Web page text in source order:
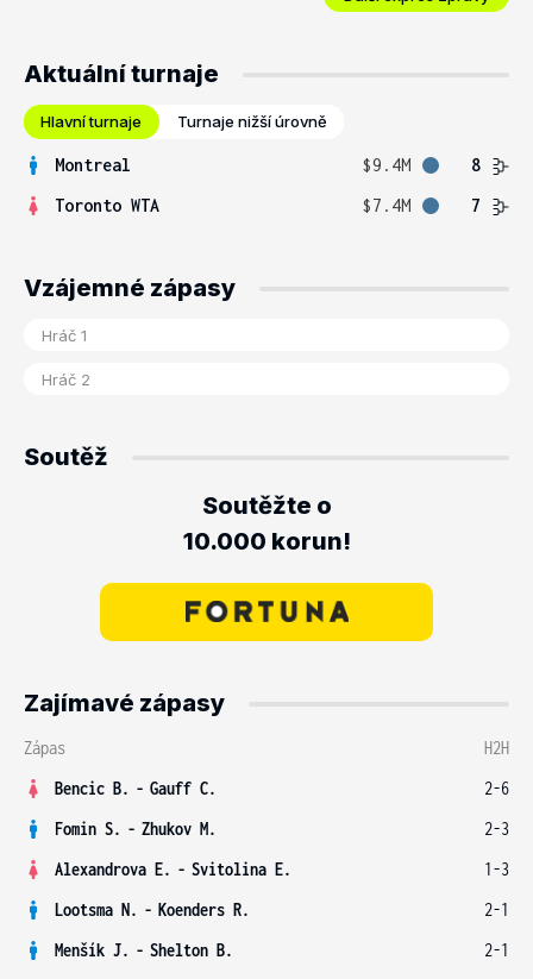
Aktuální turnaje
Hlavní turnaje Turnaje nižší úrovně
Montreal $9.4M
8
Toronto WTA
$7.4M 7
Vzájemné zápasy
Soutěž
Soutěžte o
10.000 korun!
Zajímavé zápasy
Zápas
H2H
Bencic B. - Gauff C.
2-6
Fomin S. - Zhukov M.
2-3
Alexandrova E. - Svitolina E.
1-3
Lootsma N. - Koenders R.
2-1
Menšík J. - Shelton B.
2-1